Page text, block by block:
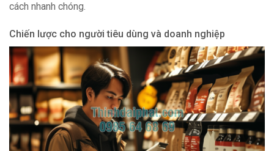
cách nhanh chóng.
Chiến lược cho người tiêu dùng và doanh nghiệp